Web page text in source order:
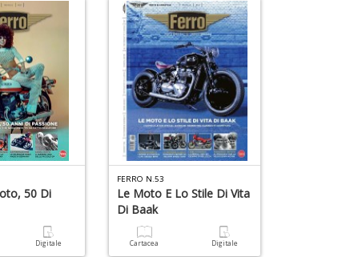
50 Di
Digitale
FERRO N.53
Le Moto E Lo Stile Di Vita
Di Baak
Cartacea Digitale